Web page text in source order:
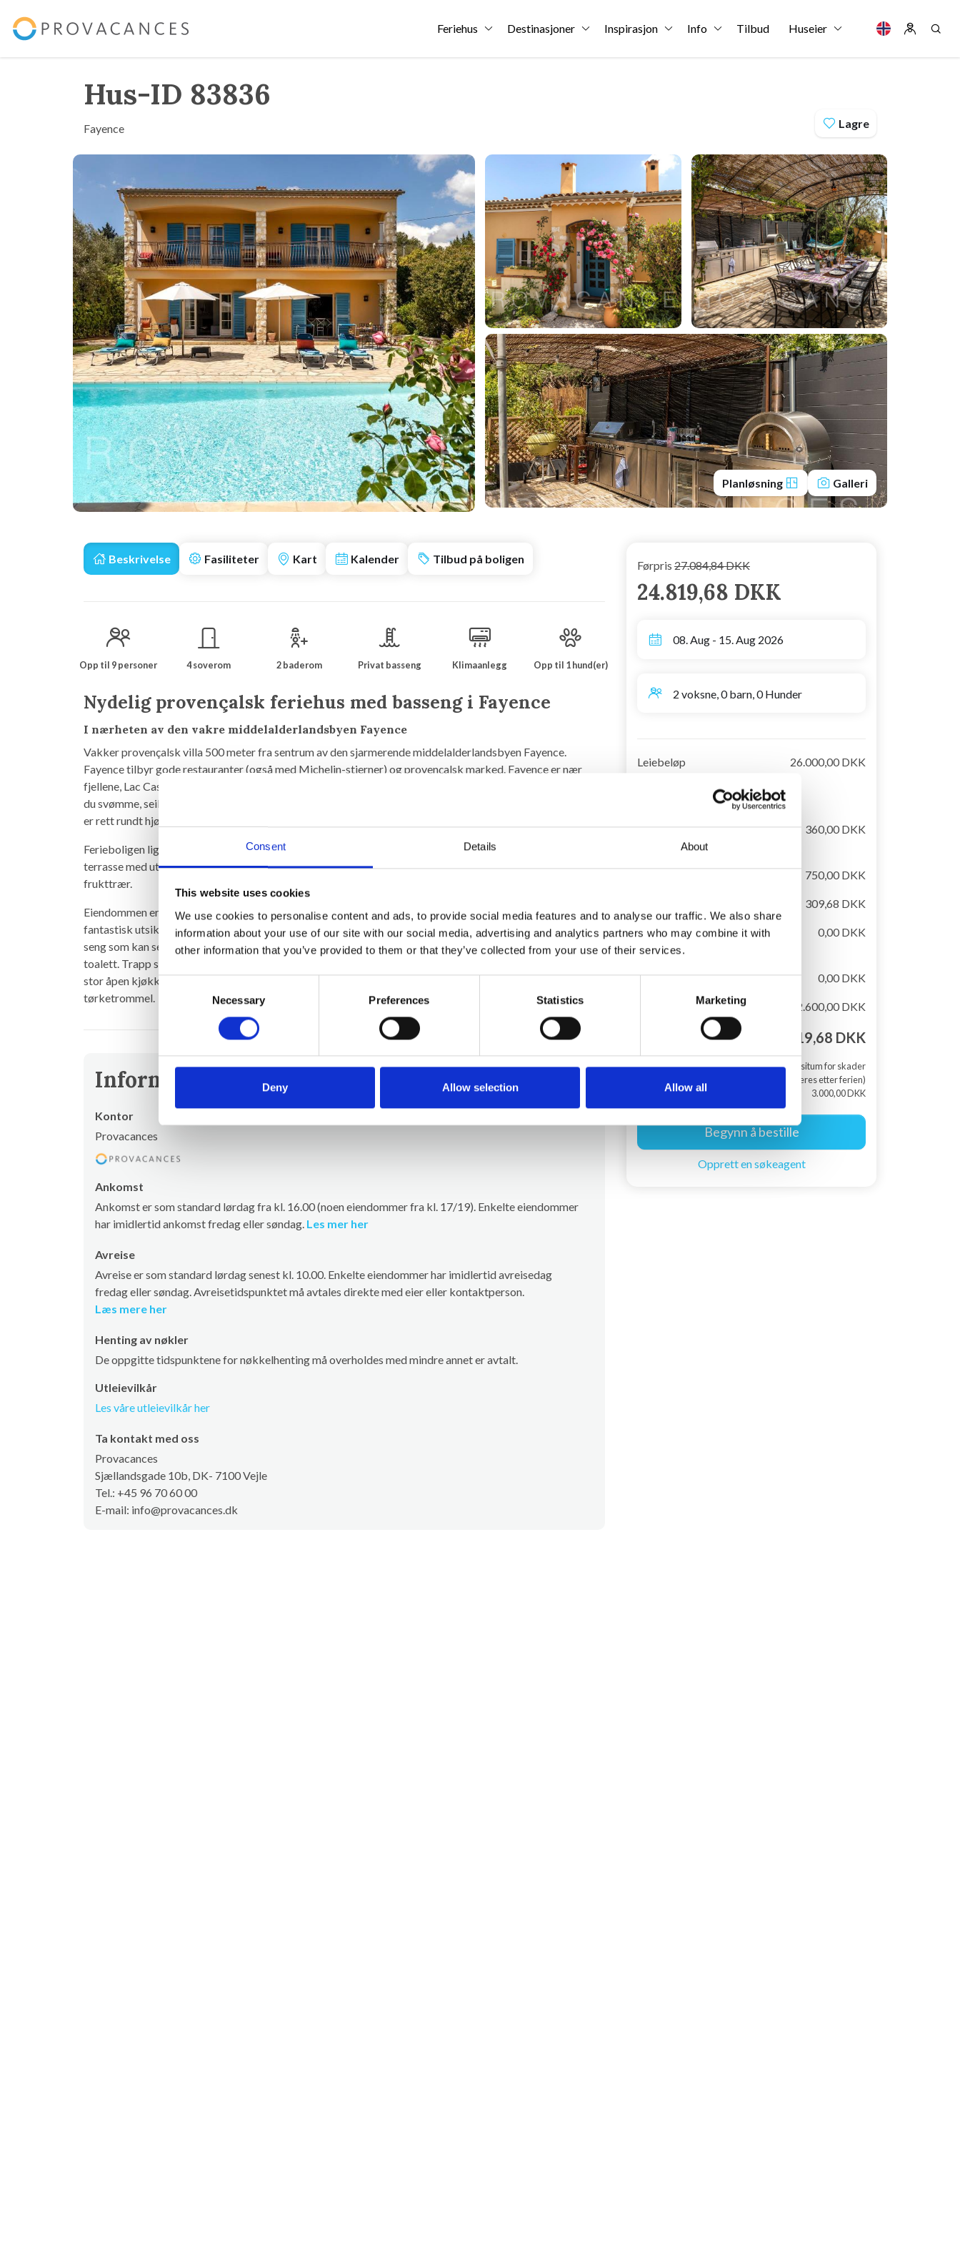
Consent Details About
This website uses cookies
We use cookies to personalise content and ads, to provide social media features and to analyse our traffic. We also share
information about your use of our site with our social media, advertising and analytics partners who may combine it with
other information that you’ve provided to them or that they’ve collected from your use of their services.
Consent
Necessary Preferences Statistics Marketing
Deny Allow selection Allow all
Feriehus Destinasjoner Inspirasjon Info Tilbud Huseier
Hus-ID 83836
Fayence Lagre
Planløsning Galleri
Beskrivelse Fasiliteter Kart Kalender Tilbud på boligen
Opp til 9 personer 4 soverom 2 baderom Privat basseng Klimaanlegg Opp til 1 hund(er)
Nydelig provençalsk feriehus med basseng i Fayence
I nærheten av den vakre middelalderlandsbyen Fayence
Vakker provençalsk villa 500 meter fra sentrum av den sjarmerende middelalderlandsbyen Fayence.
Fayence tilbyr gode restauranter (også med Michelin-stjerner) og provençalsk marked. Fayence er nær
fjellene, Lac Cassien, Gorges du Verdon og ca. ½ times kjøring fra Côte d'Azurs strender. På Lac Cassien kan
du svømme, seile, fiske og padle i kano. En av Frankrikes vakreste golfanlegg, "Domaine de Terre Blanche"
er rett rundt hjørnet.
Ferieboligen ligger på en lukket tomt av 800 m2 og har stengt bassengområde med basseng 10 x 5 m. Stor
terrasse med utekjøkken med stor grill og pizzaovn omgitt av oliventrær, palmer, sypresser og ulike
frukttrær.
Eiendommen er på to nivåer og inkluderer: entre med tilgang til 4 soverom, 3 med utgang til balkong med
fantastisk utsikt over dalen. 3 soverom med dobbeltseng, 1 med 2 enkeltsenger. I tillegg er det en ekstra
seng som kan settes inn i ett av rommene. Denne etasjen har også et bad med badekar, dusj og et separat
toalett. Trapp som fører ned til lavere etasje, som inneholder en stor stue med peis, utgang til terrasse og
stor åpen kjøkkenløsning. 1 bad med badekar, dusj og toalett og et vaskerom med vaskemaskin /
tørketrommel.
Informasjon om utleie
Kontor
Provacances
Ankomst
Ankomst er som standard lørdag fra kl. 16.00 (noen eiendommer fra kl. 17/19). Enkelte eiendommer
har imidlertid ankomst fredag eller søndag. Les mer her
Avreise
Avreise er som standard lørdag senest kl. 10.00. Enkelte eiendommer har imidlertid avreisedag
fredag eller søndag. Avreisetidspunktet må avtales direkte med eier eller kontaktperson.
Læs mere her
Henting av nøkler
De oppgitte tidspunktene for nøkkelhenting må overholdes med mindre annet er avtalt.
Utleievilkår
Les våre utleievilkår her
Ta kontakt med oss
Provacances
Sjællandsgade 10b, DK- 7100 Vejle
Tel.: +45 96 70 60 00
E-mail: info@provacances.dk
Førpris 27.084,84 DKK
24.819,68 DKK
08. Aug - 15. Aug 2026
2 voksne, 0 barn, 0 Hunder
Leiebeløp
- Sluttrengjøring (200 EUR)
26.000,00 DKK
Leie av sengetøj og
håndkler, obligatorisk
360,00 DKK
750,00 DKK
309,68 DKK
Håndklær for bassenget
er inkludert
0,00 DKK
Varme er inkludert 0,00 DKK
-2.600,00 DKK
24.819,68 DKK
+ Depositum for skader
(returneres etter ferien)
3.000,00 DKK
Begynn å bestille
Opprett en søkeagent